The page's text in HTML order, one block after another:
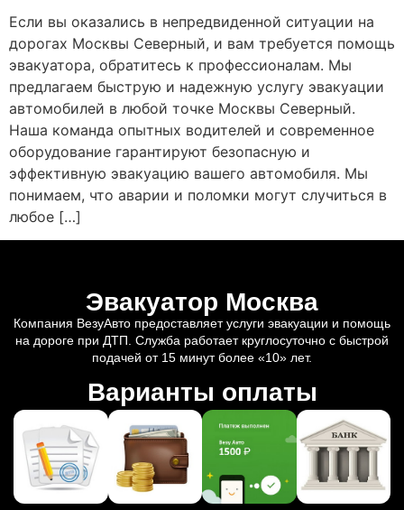
Если вы оказались в непредвиденной ситуации на
дорогах Москвы Северный, и вам требуется помощь
эвакуатора, обратитесь к профессионалам. Мы
предлагаем быструю и надежную услугу эвакуации
автомобилей в любой точке Москвы Северный.
Наша команда опытных водителей и современное
оборудование гарантируют безопасную и
эффективную эвакуацию вашего автомобиля. Мы
понимаем, что аварии и поломки могут случиться в
любое […]
Эвакуатор Москва
Компания ВезуАвто предоставляет услуги эвакуации и помощь
на дороге при ДТП. Служба работает круглосуточно с быстрой
подачей от 15 минут более «10» лет.
Варианты оплаты